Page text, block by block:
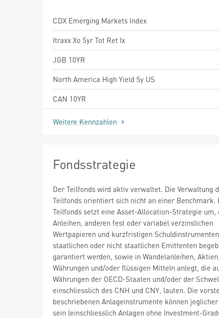
CDX Emerging Markets Index
Itraxx Xo 5yr Tot Ret Ix
JGB 10YR
North America High Yield 5y US
CAN 10YR
Weitere Kennzahlen
Fondsstrategie
Der Teilfonds wird aktiv verwaltet. Die Verwaltung
Teilfonds orientiert sich nicht an einer Benchmark.
Teilfonds setzt eine Asset-Allocation-Strategie um,
Anleihen, anderen fest oder variabel verzinslichen
Wertpapieren und kurzfristigen
staatlichen oder nicht staatlichen Emittenten
garantiert werden, sowie in Wandelanleihen,
Währungen und/oder flüssigen Mitteln anlegt, die
Währungen der OECD-Staaten und/oder der
einschliesslich des CNH und CNY, lauten. Die
beschriebenen Anlageinstrumente können
sein (einschliesslich Anlagen ohne Investment-